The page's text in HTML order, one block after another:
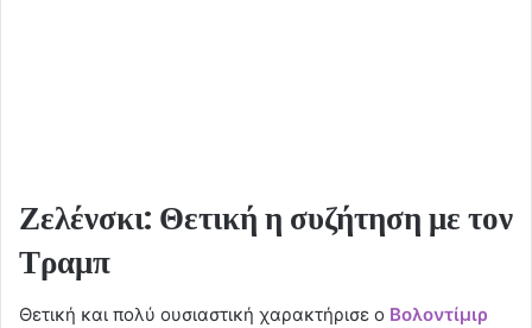
Ζελένσκι: Θετική η συζήτηση με τον
Τραμπ
Θετική και πολύ ουσιαστική χαρακτήρισε ο Βολοντίμιρ